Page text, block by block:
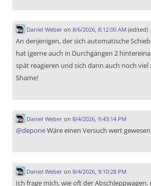
Daniel Weberon 8/6/2026, 8:12:00 AM (edited)
An denjenigen, der sich automatische
hat (gerne auch in Durchgängen 2
spät reagieren und sich dann auch noch
Shame!
Daniel Weberon 8/4/2026, 9:43:14 PM
@deponeWäre einen Versuch wert
Daniel Weberon 8/4/2026, 9:10:28 PM
Ich frage mich, wie oft der Abschleppwagen,